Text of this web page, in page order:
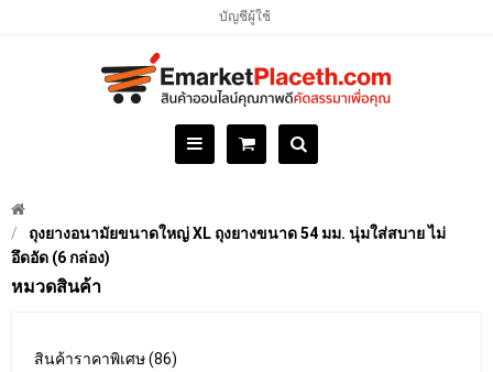
บัญชีผู้ใช้
ถุงยางอนามัยขนาดใหญ่ XL ถุงยางขนาด 54 มม. นุ่มใส่สบาย ไม่
อึดอัด (6 กล่อง)
หมวดสินค้า
สินค้าราคาพิเศษ (86)